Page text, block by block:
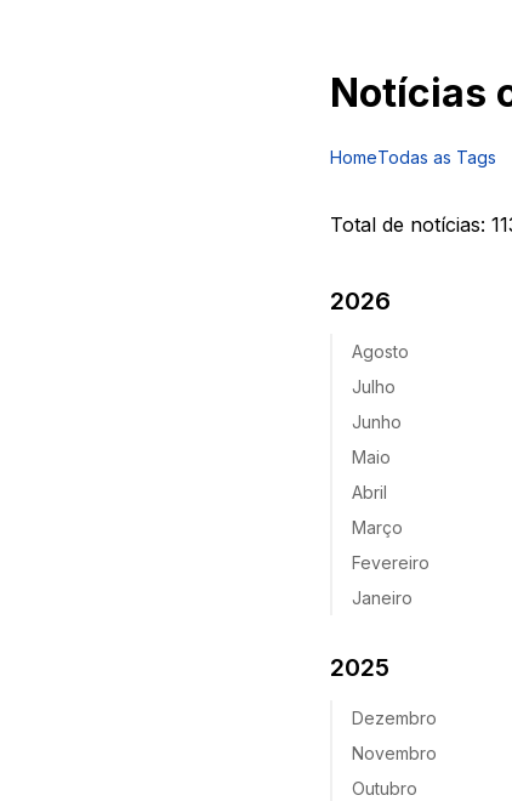
Notícias
HomeTodas as Tags
Total de notícias:
2026
Agosto
Julho
Junho
Maio
Abril
Março
Fevereiro
Janeiro
2025
Dezembro
Novembro
Outubro